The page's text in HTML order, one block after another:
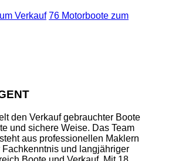
Verkauf 76 Motorboote zum
den Verkauf gebrauchter Boote
und sichere Weise. Das Team
aus professionellen Maklern
Fachkenntnis und langjähriger